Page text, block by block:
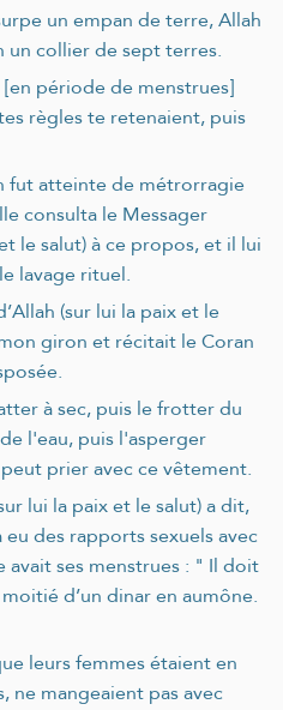
un empan de terre, Allah
un collier de sept terres.
période de menstrues]
règles te retenaient, puis
fut atteinte de métrorragie
consulta le Messager
le salut) à ce propos, et il lui
lavage rituel.
(sur lui la paix et le
giron et récitait le Coran
à sec, puis le frotter du
l'eau, puis l'asperger
prier avec ce vêtement.
lui la paix et le salut) a dit,
des rapports sexuels avec
avait ses menstrues : " Il doit
d’un dinar en aumône.
leurs femmes étaient en
ne mangeaient pas avec